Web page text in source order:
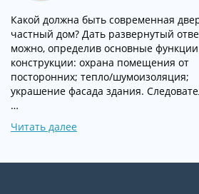
Какой должна быть современная
частный дом? Дать развернутый
можно, определив основные функции
конструкции: охрана помещения от
посторонних; тепло/шумоизоляция;
украшение фасада здания.
…
Читать далее